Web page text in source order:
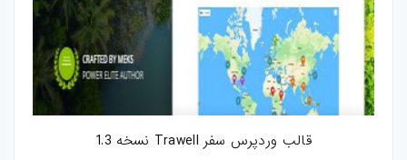
قالب وردپرس سفر Trawell نسخه 1.3